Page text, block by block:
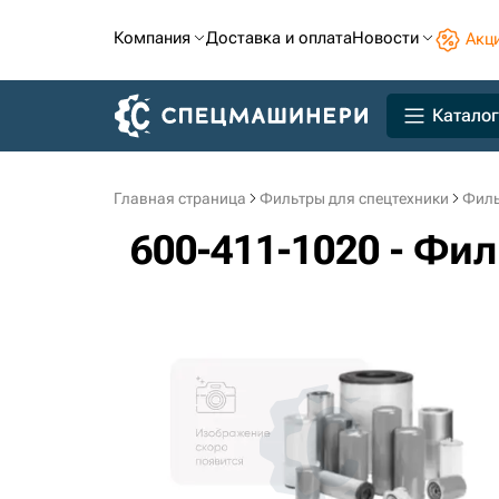
Компания Доставка и оплатаНовости
Каталог
Главная страница Фильтры для спецтехники
600-411-1020 -